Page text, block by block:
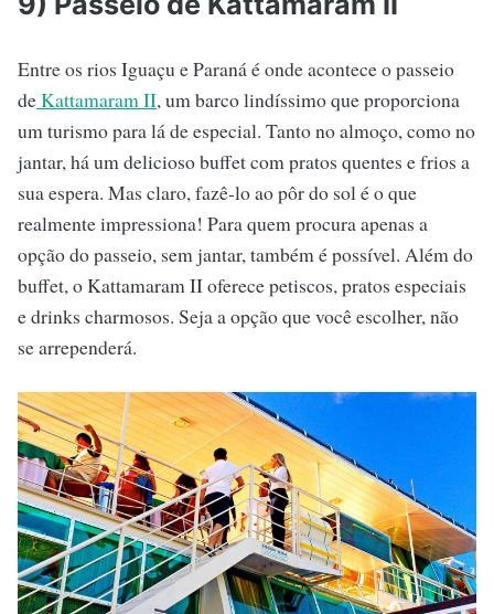
Entre os rios Iguaçu e Paraná é onde acontece o passeio
deKattamaram II, um barco lindíssimo que proporciona
um turismo para lá de especial. Tanto no almoço, como no
jantar, há um delicioso buffet com pratos quentes e frios a
sua espera. Mas claro, fazê-lo ao pôr do sol é o que
realmente impressiona! Para quem procura apenas a
opção do passeio, sem jantar, também é possível. Além do
buffet, o Kattamaram II oferece petiscos, pratos especiais
e drinks charmosos. Seja a opção que você escolher, não
se arrependerá.